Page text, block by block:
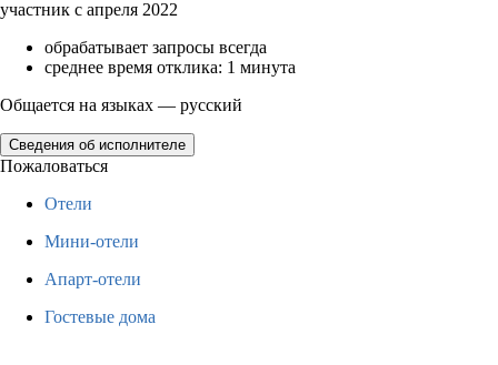
участник с апреля 2022
обрабатывает запросы всегда
среднее время отклика: 1 минута
Общается на языках — русский
Сведения об исполнителе
Пожаловаться
Отели
Мини-отели
Апарт-отели
Гостевые дома